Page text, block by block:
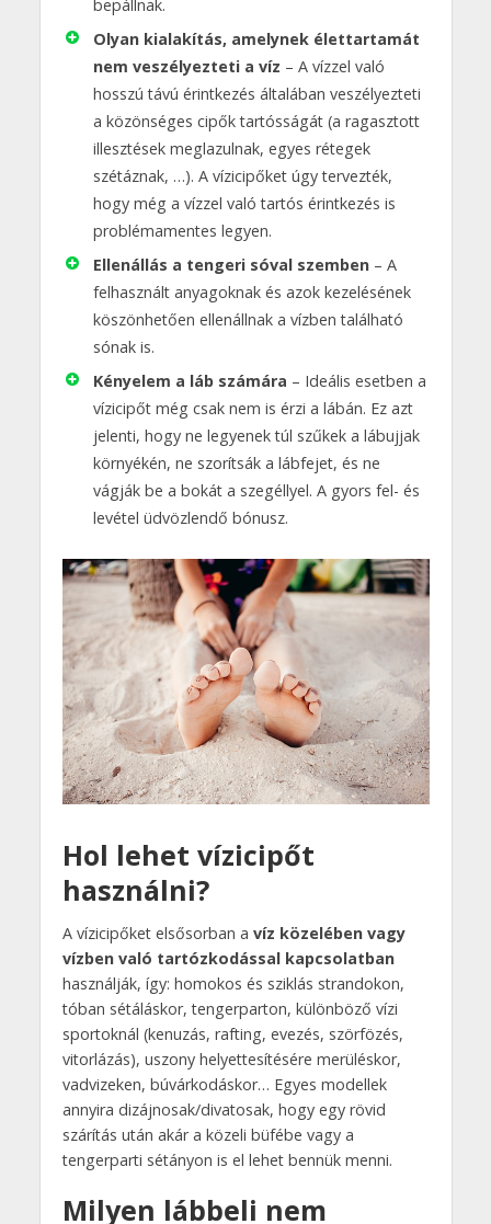
bepállnak.
Olyan kialakítás, amelynek élettartamát
nem veszélyezteti a víz – A vízzel való
hosszú távú érintkezés általában veszélyezteti
a közönséges cipők tartósságát (a ragasztott
illesztések meglazulnak, egyes rétegek
szétáznak, …). A vízicipőket úgy tervezték,
hogy még a vízzel való tartós érintkezés is
problémamentes legyen.
Ellenállás a tengeri sóval szemben – A
felhasznált anyagoknak és azok kezelésének
köszönhetően ellenállnak a vízben található
sónak is.
Kényelem a láb számára – Ideális esetben a
vízicipőt még csak nem is érzi a lábán. Ez azt
jelenti, hogy ne legyenek túl szűkek a lábujjak
környékén, ne szorítsák a lábfejet, és ne
vágják be a bokát a szegéllyel. A gyors fel- és
levétel üdvözlendő bónusz.
Hol lehet vízicipőt
használni?
A vízicipőket elsősorban a víz közelében vagy
vízben való tartózkodással kapcsolatban
használják, így: homokos és sziklás strandokon,
tóban sétáláskor, tengerparton, különböző vízi
sportoknál (kenuzás, rafting, evezés, szörfözés,
vitorlázás), uszony helyettesítésére merüléskor,
vadvizeken, búvárkodáskor… Egyes modellek
annyira dizájnosak/divatosak, hogy egy rövid
szárítás után akár a közeli büfébe vagy a
tengerparti sétányon is el lehet bennük menni.
Milyen lábbeli nem